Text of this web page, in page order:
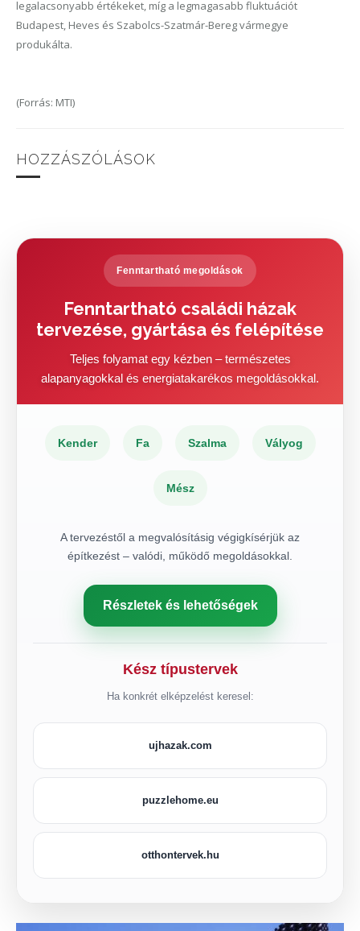
legalacsonyabb értékeket, míg a legmagasabb fluktuációt
Budapest, Heves és Szabolcs-Szatmár-Bereg vármegye
produkálta.
(Forrás: MTI)
HOZZÁSZÓLÁSOK
Fenntartható megoldások
Fenntartható családi házak
tervezése, gyártása és felépítése
Teljes folyamat egy kézben – természetes
alapanyagokkal és energiatakarékos megoldásokkal.
Kender Fa Szalma Vályog
Mész
A tervezéstől a megvalósításig végigkísérjük az
építkezést – valódi, működő megoldásokkal.
Részletek és lehetőségek
Kész típustervek
Ha konkrét elképzelést keresel:
ujhazak.com
puzzlehome.eu
otthontervek.hu